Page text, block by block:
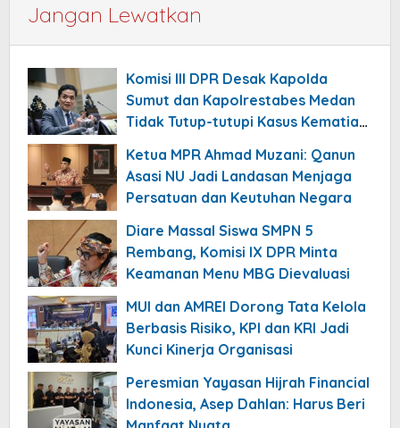
Jangan Lewatkan
Komisi III DPR Desak Kapolda
Sumut dan Kapolrestabes Medan
Tidak Tutup-tutupi Kasus Kematian
Ketua MPR Ahmad Muzani: Qanun
Asasi NU Jadi Landasan Menjaga
Persatuan dan Keutuhan Negara
Diare Massal Siswa SMPN 5
Rembang, Komisi IX DPR Minta
Keamanan Menu MBG Dievaluasi
MUI dan AMREI Dorong Tata Kelola
Berbasis Risiko, KPI dan KRI Jadi
Kunci Kinerja Organisasi
Peresmian Yayasan Hijrah Financial
Indonesia, Asep Dahlan: Harus Beri